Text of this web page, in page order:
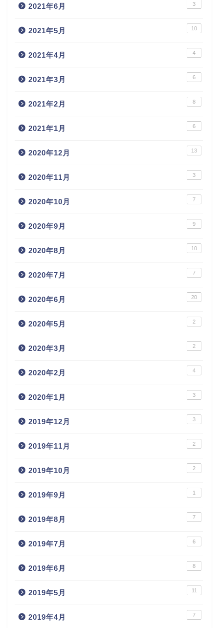
2021年6月 3
2021年5月 10
2021年4月 4
2021年3月 6
2021年2月 8
2021年1月 6
2020年12月 13
2020年11月 3
2020年10月 7
2020年9月 9
2020年8月 10
2020年7月 7
2020年6月 20
2020年5月 2
2020年3月 2
2020年2月 4
2020年1月 3
2019年12月 3
2019年11月 2
2019年10月 2
2019年9月 1
2019年8月 7
2019年7月 6
2019年6月 8
2019年5月 11
2019年4月 7